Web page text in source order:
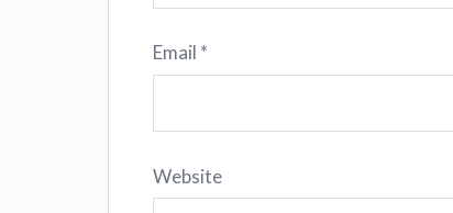
Email *
Website